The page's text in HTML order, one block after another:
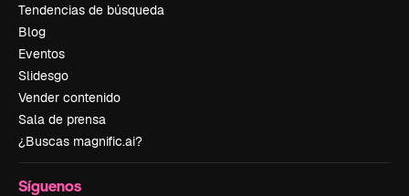
Tendencias de búsqueda
Blog
Eventos
Slidesgo
Vender contenido
Sala de prensa
¿Buscas magnific.ai?
Síguenos